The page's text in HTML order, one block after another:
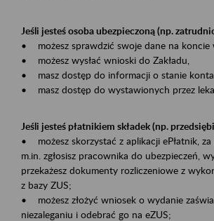
Jeśli jesteś osoba ubezpieczoną (np.
• możesz sprawdzić swoje dane na koncie
• możesz wysłać wnioski do Zakładu,
• masz dostęp do informacji o stanie konta
• masz dostęp do wystawionych przez
Jeśli jesteś płatnikiem składek (np.
• możesz skorzystać z aplikacji ePłatnik,
m.in. zgłosisz pracownika do ubezpieczeń,
przekażesz dokumenty rozliczeniowe z
z bazy ZUS;
• możesz złożyć wniosek o wydanie
niezaleganiu i odebrać go na eZUS;